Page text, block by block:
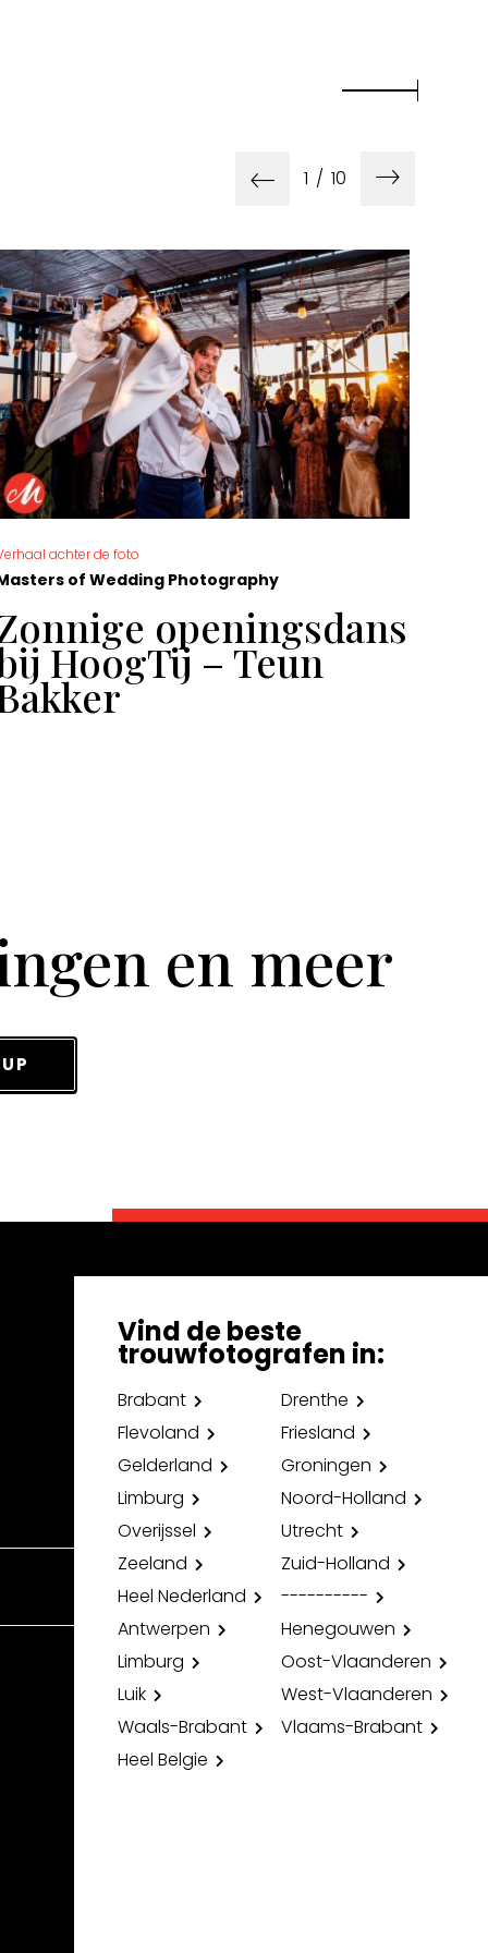
achter de foto
of Wedding Photography
openingsdans
HoogTij – Teun
1 / 10
en meer
Vind de beste
trouwfotografen in:
Brabant
Drenthe
Flevoland
Friesland
Gelderland
Groningen
Limburg
Noord-Holland
Overijssel
Utrecht
Zeeland
Zuid-Holland
Heel Nederland
----------
Antwerpen
Henegouwen
Limburg
Oost-Vlaanderen
Luik
West-Vlaanderen
Waals-Brabant
Vlaams-Brabant
Heel Belgie